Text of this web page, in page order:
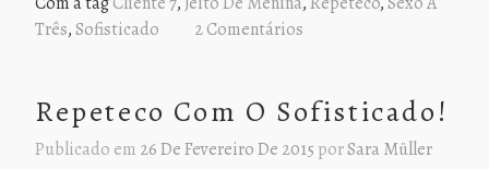
Três,Sofisticado 2 Comentários
Repeteco Com O Sofisticado!
Publicado em 26 De Fevereiro De 2015 porSara Müller